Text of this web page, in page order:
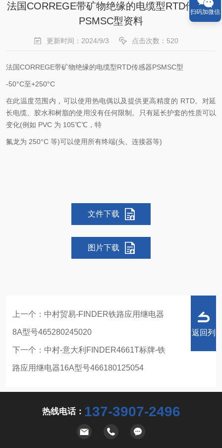
法国CORREGE带矿物绝缘的电缆型RTD传感器
PSMSC型资料
更新时间：2024/9/3 点击次数：520
法国CORREGE带矿物绝缘的电缆型RTD传感器PSMSC型
-50°C至+250°C
在此温度范围内，可以使用热电偶以及提供更高精度的 RTD。对延
长电缆、胶水和树脂的使用没有任何限制。只有延长护套的性质可以
变化(例如 PVC 为 105℃℃，特
氟龙为 250°C 等)可以使用所有终端(头、连接器等)
文件下载
图片下载
上一个： 中村贸易-FINDER铁路应用继电器
8A型号465280245020
下一个： 中村-意大利FINDER4661T标牌-铁
路应用继电器16A型号466180125054
返回列
热线电话： 137-3907-2496
扫码加微信